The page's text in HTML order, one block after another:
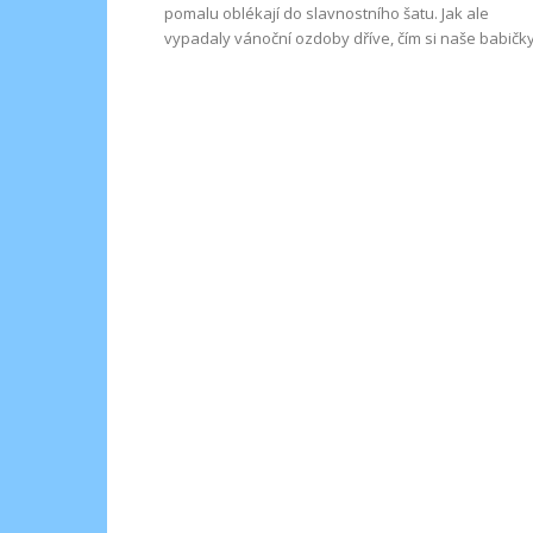
pomalu oblékají do slavnostního šatu. Jak ale
vypadaly vánoční ozdoby dříve, čím si naše